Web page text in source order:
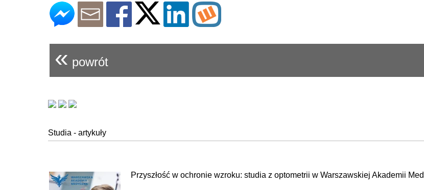
« powrót
Studia - artykuły
Przyszłość w ochronie wzroku: studia z optometrii w Warszawskiej Akademii